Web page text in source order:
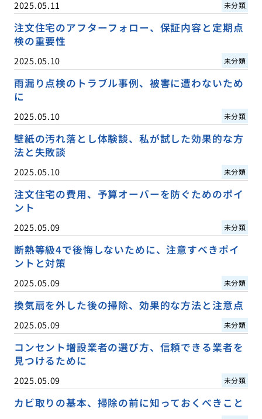
2025.05.11 未分類
注文住宅のアフターフォロー、保証内容と定期点
検の重要性
2025.05.10 未分類
雨漏り点検のトラブル事例、被害に遭わないため
に
2025.05.10 未分類
壁紙の汚れ落とし体験談、私が試した効果的な方
法と失敗談
2025.05.10 未分類
注文住宅の費用、予算オーバーを防ぐためのポイ
ント
2025.05.09 未分類
断熱等級4で後悔しないために、注意すべきポイ
ントと対策
2025.05.09 未分類
換気扇を外した後の掃除、効果的な方法と注意点
2025.05.09 未分類
コンセント増設業者の選び方、信頼できる業者を
見つけるために
2025.05.09 未分類
カビ取りの基本、掃除の前に知っておくべきこと